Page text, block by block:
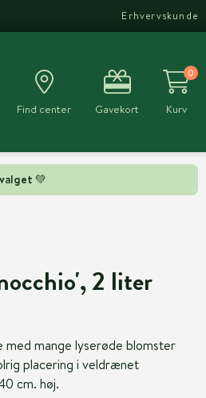
💚
Erhvervskunde
Find center Gavekort
0
Kurv
2 liter
med mange lyserøde blomster
placering i veldrænet
cm. høj.